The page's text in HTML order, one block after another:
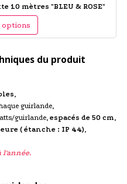
mètres "BLEU & ROSE"
options
du produit
,
guirlande,
guirlande, espacés de 50 cm,
( étanche : IP 44),
l'année.